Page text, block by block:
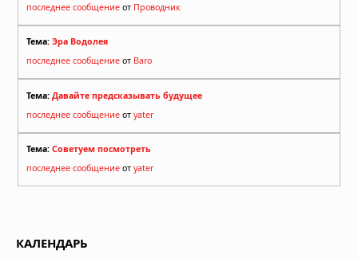
последнее сообщение от Проводник
Тема: Эра Водолея
последнее сообщение от Baro
Тема: Давайте предсказывать будущее
последнее сообщение от yater
Тема: Советуем посмотреть
последнее сообщение от yater
КАЛЕНДАРЬ